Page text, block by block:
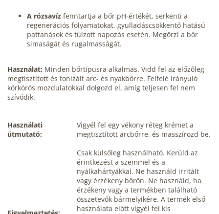
A rózsavíz fenntartja a bőr pH-értékét, serkenti a
regenerációs folyamatokat, gyulladáscsökkentő hatású
pattanások és túlzott napozás esetén. Megőrzi a bőr
simaságát és rugalmasságát.
Használat: Minden bőrtípusra alkalmas. Vidd fel az előzőleg
megtisztított és tonizált arc- és nyakbőrre. Felfelé irányuló
körkörös mozdulatokkal dolgozd el, amíg teljesen fel nem
szívódik.
Használati
útmutató:
Vigyél fel egy vékony réteg krémet a
megtisztított arcbőrre, és masszírozd be.
Csak külsőleg használható. Kerüld az
érintkezést a szemmel és a
nyálkahártyákkal. Ne használd irritált
vagy érzékeny bőrön. Ne használd, ha
érzékeny vagy a termékben található
összetevők bármelyikére. A termék első
használata előtt vigyél fel kis